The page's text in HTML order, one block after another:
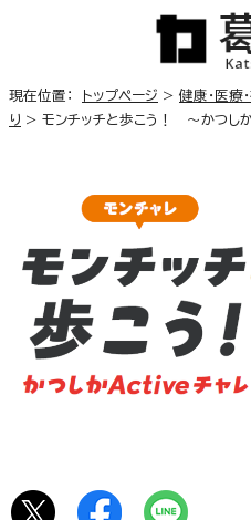
現在位置： トップページ > 健康・医療
り > モンチッチと歩こう！ ～かつし